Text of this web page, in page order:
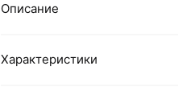
Описание
Характеристики